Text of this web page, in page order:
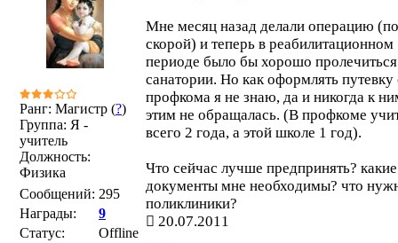
Ранг: Магистр (?)
Группа: Я -
учитель
Должность:
Физика
Сообщений: 295
Награды:
9
Статус:
Offline
Мне месяц назад делали операцию (по
скорой) и теперь в реабилитационном
периоде было бы хорошо
санатории. Но как оформлять путевку
профкома я не знаю, да и никогда к
этим не обращалась. (В профкоме
всего 2 года, а этой школе 1 год).
Что сейчас лучше предпринять? какие
документы мне необходимы? что
поликлиники?
20.07.2011